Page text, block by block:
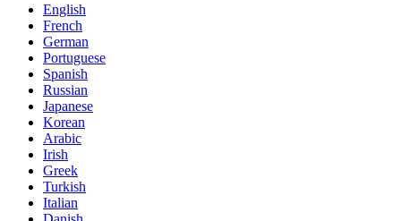
English
French
German
Portuguese
Spanish
Russian
Japanese
Korean
Arabic
Irish
Greek
Turkish
Italian